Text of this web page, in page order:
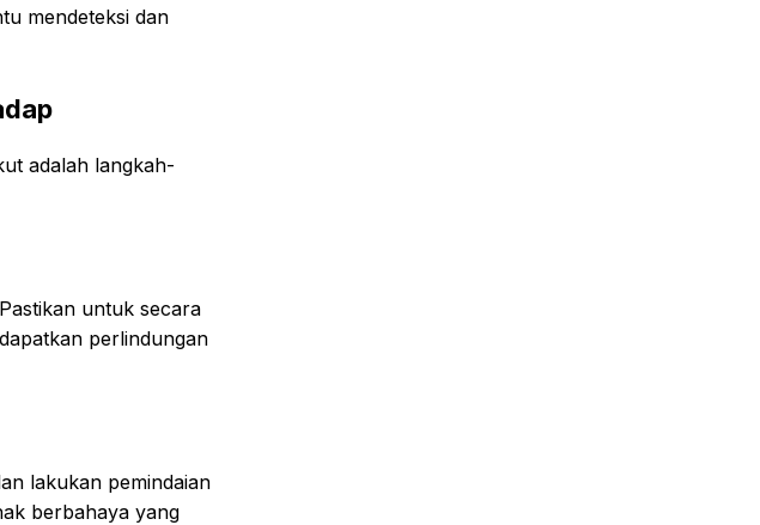
mendeteksi dan
adalah langkah-
untuk secara
perlindungan
lakukan pemindaian
berbahaya yang